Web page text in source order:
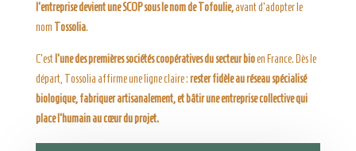
l’entreprise devient une SCOP sous le nom de Tofoulie,avant d’adopter le
nom Tossolia.
C’est l’une des premières sociétés coopératives du secteur bioen France. Dès le
départ, Tossolia affirme une ligne claire :rester fidèle au réseau spécialisé
biologique, fabriquer artisanalement, et bâtir une entreprise collective qui
place l’humain au cœur du projet.